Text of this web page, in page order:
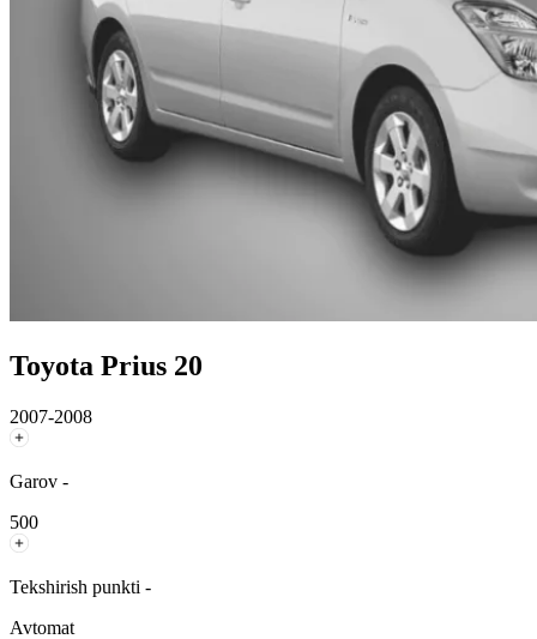
Toyota Prius 20
2007-2008
Garov -
500
Tekshirish punkti -
Avtomat